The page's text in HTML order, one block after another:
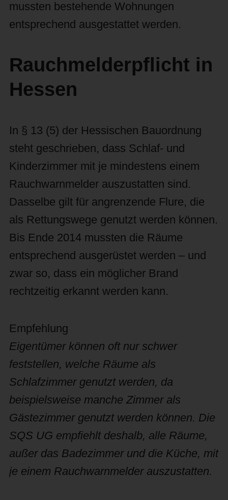
mussten bestehende Wohnungen
entsprechend ausgestattet werden.
Rauchmelderpflicht in
Hessen
In § 13 (5) der Hessischen Bauordnung
steht geschrieben, dass Schlaf- und
Kinderzimmer mit je mindestens einem
Rauchwarnmelder auszustatten sind.
Dasselbe gilt für angrenzende Flure, die
als Rettungswege genutzt werden können.
Bis Ende 2014 mussten die Räume
entsprechend ausgerüstet werden – und
zwar so, dass ein möglicher Brand
rechtzeitig erkannt werden kann.
Empfehlung
Eigentümer können oft nur schwer
feststellen, welche Räume als
Schlafzimmer genutzt werden, da
beispielsweise manche Zimmer als
Gästezimmer genutzt werden können. Die
SQS UG empfiehlt deshalb, alle Räume,
außer das Badezimmer und die Küche, mit
je einem Rauchwarnmelder auszustatten.